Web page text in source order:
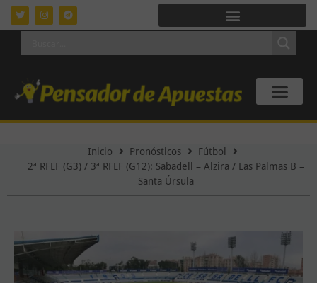
Inicio Pronósticos
Fútbol
2ª RFEF (G3) / 3ª RFEF (G12): Sabadell – Alzira / Las Palmas B –
Santa Úrsula